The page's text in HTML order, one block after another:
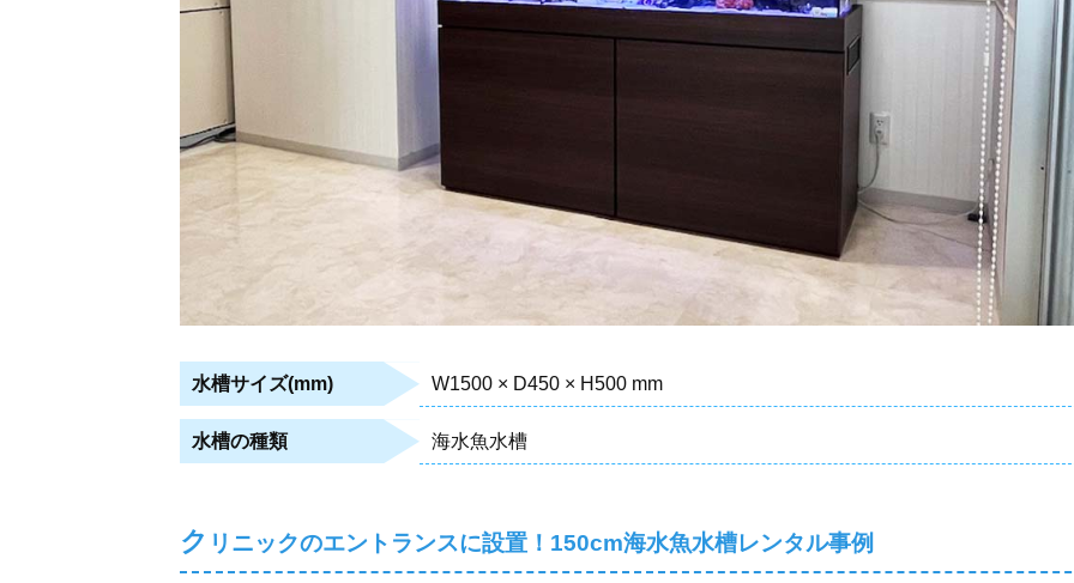
水槽サイズ(mm) W1500 × D450 × H500 mm
水槽の種類 海水魚水槽
ク リニックのエントランスに設置！150cm海水魚水槽レンタル事例